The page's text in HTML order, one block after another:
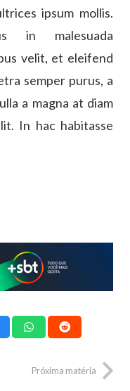
ipsum mollis.
in malesuada
velit, et eleifend
semper purus, a
a magna at diam
In hac habitasse
Próxima matéria